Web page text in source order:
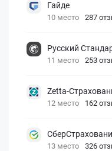
Гайде
10 место 287
Русский
11 место 253
Zetta-
12 место 162
13 место 326